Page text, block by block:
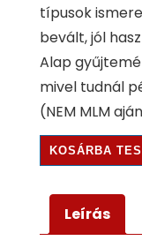
típusok
bevált, jól
Alap
mivel tudnál
(NEM MLM
KOSÁRBA
Leírás